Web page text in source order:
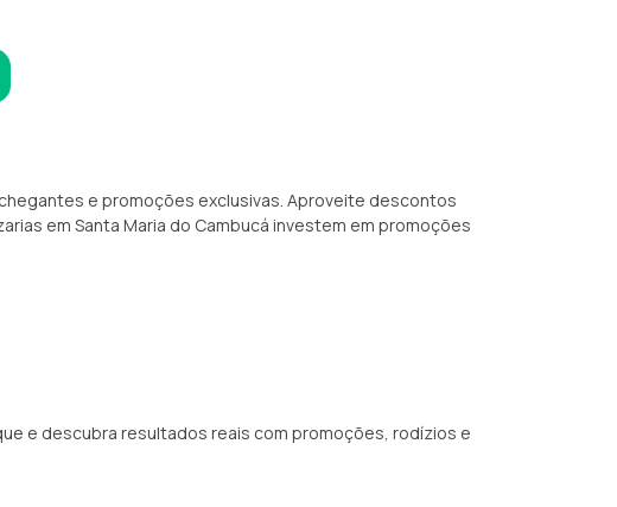
e promoções exclusivas. Aproveite descontos
em Santa Maria do Cambucá investem em promoções
e descubra resultados reais com promoções, rodízios e